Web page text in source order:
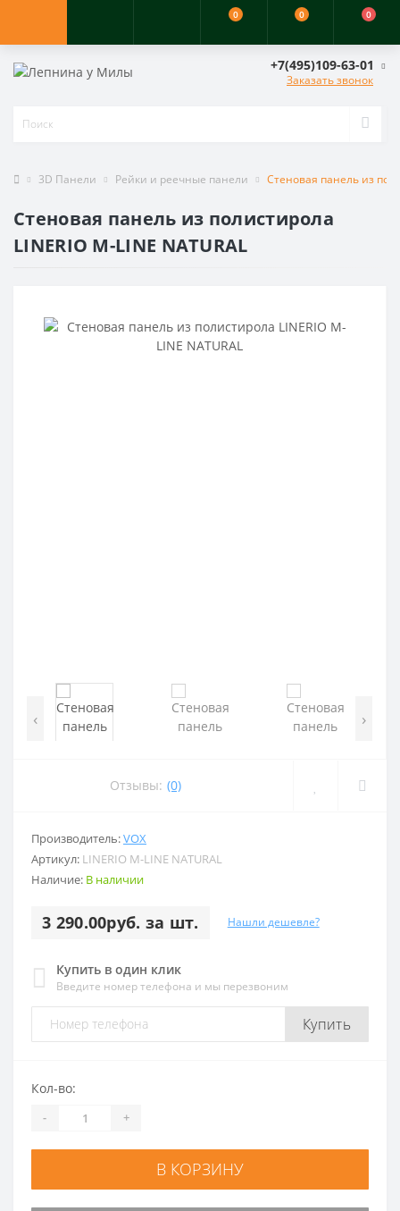
0 0 0
+7(495)109-63-01
Заказать звонок
3D Панели Рейки и реечные панели Стеновая панель из
Стеновая панель из полистирола
LINERIO M-LINE NATURAL
‹ ›
Отзывы: (0)
Производитель:VOX
Артикул: LINERIO M-LINE NATURAL
Наличие: В наличии
3 290.00руб. за шт. Нашли дешевле?
Купить в один клик
Введите номер телефона и мы перезвоним
Купить
Кол-во:
- +
В КОРЗИНУ